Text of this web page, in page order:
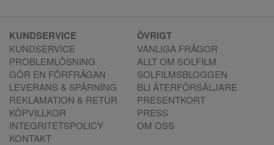
KUNDSERVICE
KUNDSERVICE
PROBLEMLÖSNING
GÖR EN FÖRFRÅGAN
LEVERANS & SPÅRNING
REKLAMATION & RETUR
KÖPVILLKOR
INTEGRITETSPOLICY
KONTAKT
ÖVRIGT
VANLIGA FRÅGOR
ALLT OM SOLFILM
SOLFILMSBLOGGEN
BLI ÅTERFÖRSÄLJARE
PRESENTKORT
PRESS
OM OSS